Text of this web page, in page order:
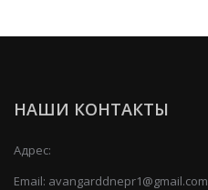
НАШИ КОНТАКТЫ
Адрес:
Email: avangarddnepr1@gmail.com